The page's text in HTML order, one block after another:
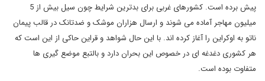
پیش برده است. کشورهای غربی برای بدترین شرایط چون سیل بیش از 5
میلیون مهاجر آماده می شوند و ارسال هزاران موشک و ضدتانک در قالب پیمان
ناتو به اوکراین را آغاز کرده اند. با این حال شواهد و قراین حاکی از این است که
هر کشوری دغدغه ای در خصوص این بحران دارد و بالتبع موضع گیری ها
متفاوت بوده است.